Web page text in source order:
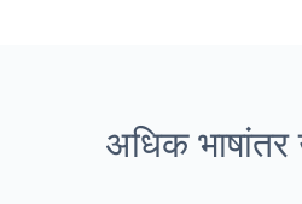
अधिक भाषांतर